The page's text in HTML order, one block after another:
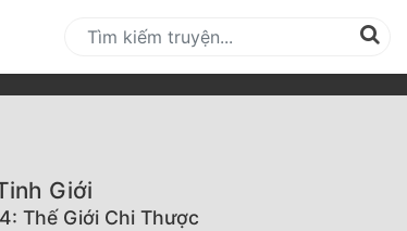
Giới
Thế Giới Chi Thược